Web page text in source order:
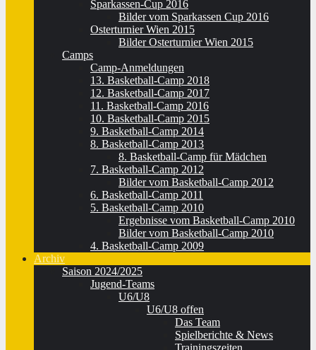
Sparkassen-Cup 2016
Bilder vom Sparkassen Cup 2016
Osterturnier Wien 2015
Bilder Osterturnier Wien 2015
Camps
Camp-Anmeldungen
13. Basketball-Camp 2018
12. Basketball-Camp 2017
11. Basketball-Camp 2016
10. Basketball-Camp 2015
9. Basketball-Camp 2014
8. Basketball-Camp 2013
8. Basketball-Camp für Mädchen
7. Basketball-Camp 2012
Bilder vom Basketball-Camp 2012
6. Basketball-Camp 2011
5. Basketball-Camp 2010
Ergebnisse vom Basketball-Camp 2010
Bilder vom Basketball-Camp 2010
4. Basketball-Camp 2009
Archiv
Saison 2024/2025
Jugend-Teams
U6/U8
U6/U8 offen
Das Team
Spielberichte & News
Trainingszeiten